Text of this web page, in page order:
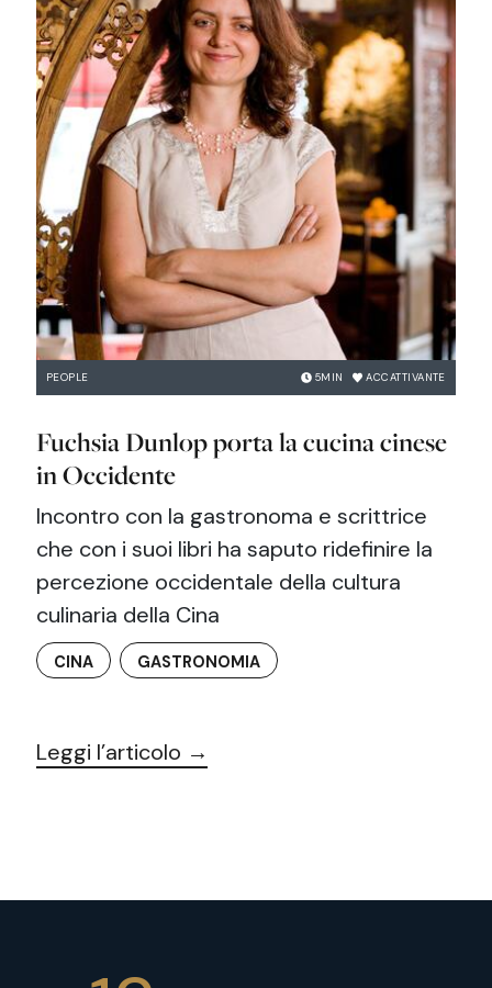
PEOPLE 5MIN ACCATTIVANTE
Fuchsia Dunlop porta la cucina cinese
in Occidente
Incontro con la gastronoma e scrittrice
che con i suoi libri ha saputo ridefinire la
percezione occidentale della cultura
culinaria della Cina
CINA GASTRONOMIA
Leggi l’articolo →